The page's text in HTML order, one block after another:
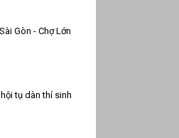
Gòn - Chợ Lớn
tụ dàn thí sinh